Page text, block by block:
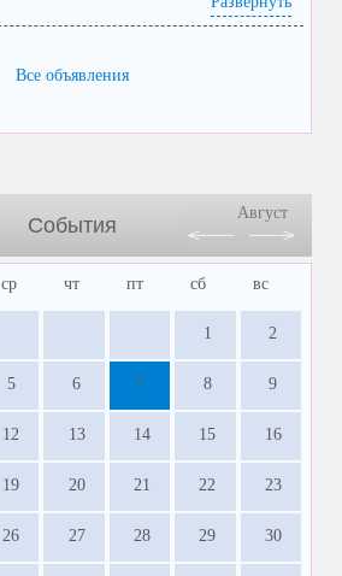
Все объявления
События
Август
ср чт пт сб вс
1 2
5 6 7 8 9
12 13 14 15 16
19 20 21 22 23
26 27 28 29 30